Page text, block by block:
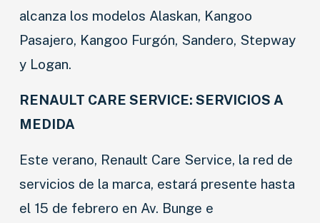
alcanza los modelos Alaskan, Kangoo
Pasajero, Kangoo Furgón, Sandero, Stepway
y Logan.
RENAULT CARE SERVICE: SERVICIOS A
MEDIDA
Este verano, Renault Care Service, la red de
servicios de la marca, estará presente hasta
el 15 de febrero en Av. Bunge e